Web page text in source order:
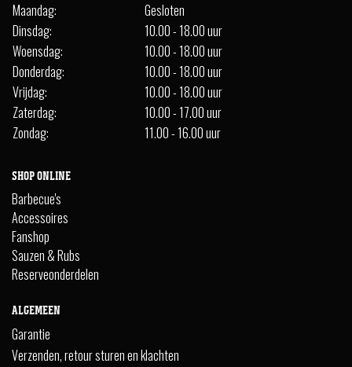
Maandag:
Gesloten
Dinsdag:
10.00 - 18.00 uur
Woensdag:
10.00 - 18.00 uur
Donderdag:
10.00 - 18.00 uur
Vrijdag:
10.00 - 18.00 uur
Zaterdag:
10.00 - 17.00 uur
Zondag:
11.00 - 16.00 uur
SHOP ONLINE
Barbecue's
Accessoires
Fanshop
Sauzen & Rubs
Reserveonderdelen
ALGEMEEN
Garantie
Verzenden, retour sturen en klachten